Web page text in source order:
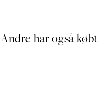
Andre har også købt